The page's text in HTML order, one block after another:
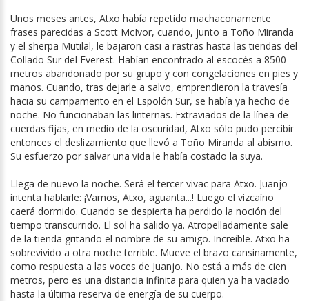
Unos meses antes, Atxo había repetido machaconamente
frases parecidas a Scott McIvor, cuando, junto a Toño Miranda
y el sherpa Mutilal, le bajaron casi a rastras hasta las tiendas del
Collado Sur del Everest. Habían encontrado al escocés a 8500
metros abandonado por su grupo y con congelaciones en pies y
manos. Cuando, tras dejarle a salvo, emprendieron la travesía
hacia su campamento en el Espolón Sur, se había ya hecho de
noche. No funcionaban las linternas. Extraviados de la línea de
cuerdas fijas, en medio de la oscuridad, Atxo sólo pudo percibir
entonces el deslizamiento que llevó a Toño Miranda al abismo.
Su esfuerzo por salvar una vida le había costado la suya.
Llega de nuevo la noche. Será el tercer vivac para Atxo. Juanjo
intenta hablarle: ¡Vamos, Atxo, aguanta...! Luego el vizcaíno
caerá dormido. Cuando se despierta ha perdido la noción del
tiempo transcurrido. El sol ha salido ya. Atropelladamente sale
de la tienda gritando el nombre de su amigo. Increíble. Atxo ha
sobrevivido a otra noche terrible. Mueve el brazo cansinamente,
como respuesta a las voces de Juanjo. No está a más de cien
metros, pero es una distancia infinita para quien ya ha vaciado
hasta la última reserva de energía de su cuerpo.